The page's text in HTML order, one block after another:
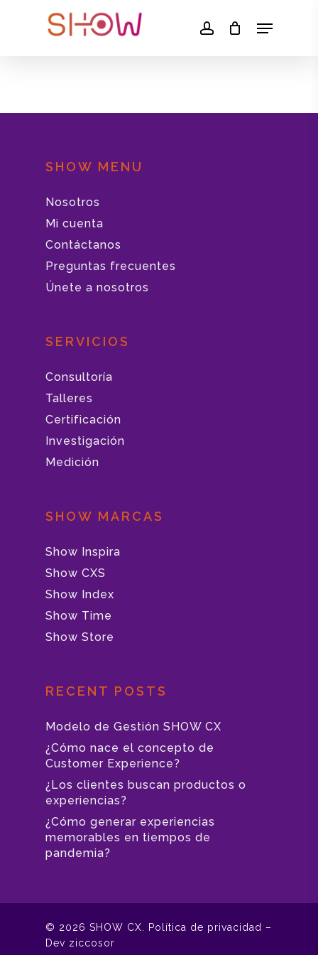
account
Menu
SHOW MENU
Nosotros
Mi cuenta
Contáctanos
Preguntas frecuentes
Únete a nosotros
SERVICIOS
Consultoría
Talleres
Certificación
Investigación
Medición
SHOW MARCAS
Show Inspira
Show CXS
Show Index
Show Time
Show Store
RECENT POSTS
Modelo de Gestión SHOW CX
¿Cómo nace el concepto de
Customer Experience?
¿Los clientes buscan productos o
experiencias?
¿Cómo generar experiencias
memorables en tiempos de
pandemia?
© 2026 SHOW CX. Política de privacidad –
Dev ziccosor